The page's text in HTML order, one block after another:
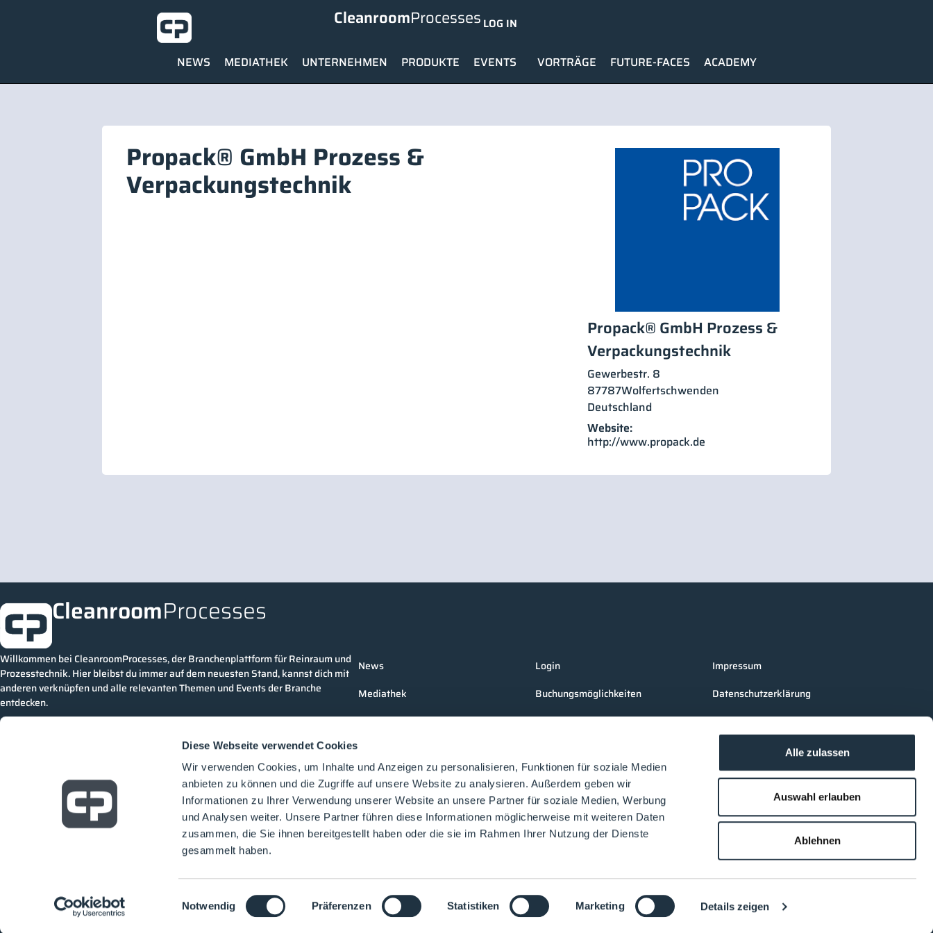
Diese Webseite verwendet Cookies
Wir verwenden Cookies, um Inhalte und Anzeigen zu personalisieren, Funktionen für soziale Medien
anbieten zu können und die Zugriffe auf unsere Website zu analysieren. Außerdem geben wir
Informationen zu Ihrer Verwendung unserer Website an unsere Partner für soziale Medien, Werbung
und Analysen weiter. Unsere Partner führen diese Informationen möglicherweise mit weiteren Daten
zusammen, die Sie ihnen bereitgestellt haben oder die sie im Rahmen Ihrer Nutzung der Dienste
gesammelt haben.
Einwilligungsauswahl
Notwendig Präferenzen Statistiken Marketing Details zeigen
Alle zulassen
Auswahl erlauben
Ablehnen
CleanroomProcesses LOG IN
NEWS MEDIATHEK UNTERNEHMEN PRODUKTE EVENTS VORTRÄGE FUTURE-FACES ACADEMY
Propack® GmbH Prozess &
Verpackungstechnik
Propack® GmbH Prozess &
Verpackungstechnik
Gewerbestr. 8
87787Wolfertschwenden
Deutschland
Website:
http://www.propack.de
CleanroomProcesses
Willkommen bei CleanroomProcesses, der Branchenplattform für Reinraum und
Prozesstechnik. Hier bleibst du immer auf dem neuesten Stand, kannst dich mit
anderen verknüpfen und alle relevanten Themen und Events der Branche
entdecken.
News
Mediathek
Unternehmen
Events
Vorträge
Future-Faces
Login
Buchungsmöglichkeiten
Medienformate
Impressum
Datenschutzerklärung
AGB Cleanroom-Processes
AGB LOUNGES Besucher
AGB LOUNGES Aussteller
©2025 cleanroom-processes.de